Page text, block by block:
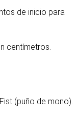
de inicio para
centímetros.
(puño de mono).